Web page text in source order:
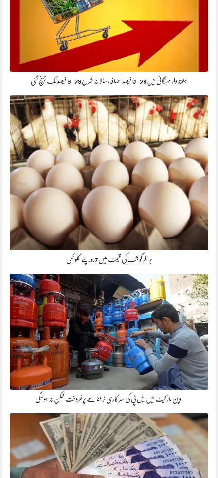
ہفتہ وار مہنگائی میں 0.28 فیصد اضافہ، سالانہ شرح 9.29 فیصد تک پہنچ گئی
برائلر گوشت کی قیمت میں7روپے کلو کمی
اوپن مارکیٹ میں ایل پی کی سرکاری نرخنامے پر فروخت ممکن نہ ہوسکی